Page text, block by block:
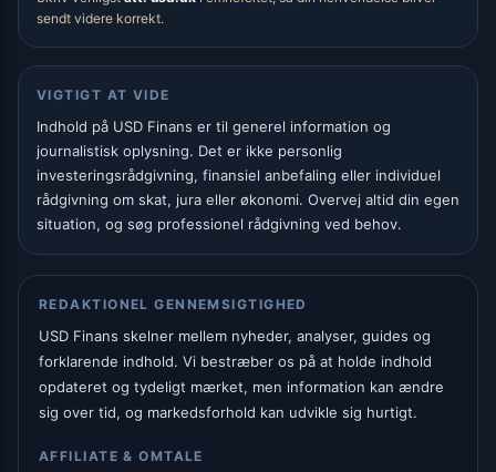
sendt videre korrekt.
VIGTIGT AT VIDE
Indhold på USD Finans er til generel information og
journalistisk oplysning. Det er ikke personlig
investeringsrådgivning, finansiel anbefaling eller individuel
rådgivning om skat, jura eller økonomi. Overvej altid din egen
situation, og søg professionel rådgivning ved behov.
REDAKTIONEL GENNEMSIGTIGHED
USD Finans skelner mellem nyheder, analyser, guides og
forklarende indhold. Vi bestræber os på at holde indhold
opdateret og tydeligt mærket, men information kan ændre
sig over tid, og markedsforhold kan udvikle sig hurtigt.
AFFILIATE & OMTALE